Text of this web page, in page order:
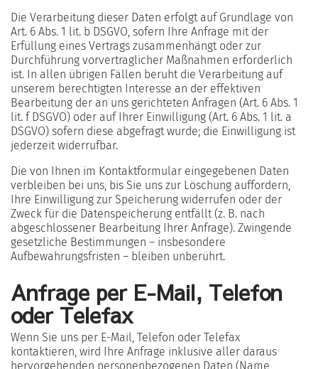
Die Verarbeitung dieser Daten erfolgt auf Grundlage von
Art. 6 Abs. 1 lit. b DSGVO, sofern Ihre Anfrage mit der
Erfüllung eines Vertrags zusammenhängt oder zur
Durchführung vorvertraglicher Maßnahmen erforderlich
ist. In allen übrigen Fällen beruht die Verarbeitung auf
unserem berechtigten Interesse an der effektiven
Bearbeitung der an uns gerichteten Anfragen (Art. 6 Abs. 1
lit. f DSGVO) oder auf Ihrer Einwilligung (Art. 6 Abs. 1 lit. a
DSGVO) sofern diese abgefragt wurde; die Einwilligung ist
jederzeit widerrufbar.
Die von Ihnen im Kontaktformular eingegebenen Daten
verbleiben bei uns, bis Sie uns zur Löschung auffordern,
Ihre Einwilligung zur Speicherung widerrufen oder der
Zweck für die Datenspeicherung entfällt (z. B. nach
abgeschlossener Bearbeitung Ihrer Anfrage). Zwingende
gesetzliche Bestimmungen – insbesondere
Aufbewahrungsfristen – bleiben unberührt.
Anfrage per E-Mail, Telefon
oder Telefax
Wenn Sie uns per E-Mail, Telefon oder Telefax
kontaktieren, wird Ihre Anfrage inklusive aller daraus
hervorgehenden personenbezogenen Daten (Name,